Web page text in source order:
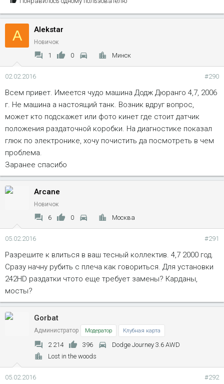
м
п
а
:
A Alekstar
Новичок
1 0 Минск
02.02.2016 #290
Всем привет. Имеется чудо машина Додж Дюранго 4,7, 2006
г. Не машина а настоящий танк. Возник вдруг вопрос,
может кто подскажет или фото кинет где стоит датчик
положения раздаточной коробки. На диагностике показал
глюк по электронике, хочу почистить да посмотреть в чем
проблема.
Заранее спасибо
Arcane
Новичок
6 0 Москва
05.02.2016 #291
Разрешите к влиться в ваш тесный коллектив. 4,7 2000 год.
Сразу начну рубить с плеча как говориться. Для установки
242HD раздатки чтото еще требует замены? Карданы,
мосты?
Gorbat
Администратор Модератор Клубная карта
2 214 396
Dodge Journey 3.6 AWD
Lost in the woods
05.02.2016 #292